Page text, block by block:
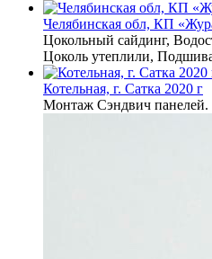
Челябинская обл, КП
Цокольный сайдинг,
Цоколь утеплили,
Котельная, г. Сатка 2020 г
Монтаж Сэндвич панелей.